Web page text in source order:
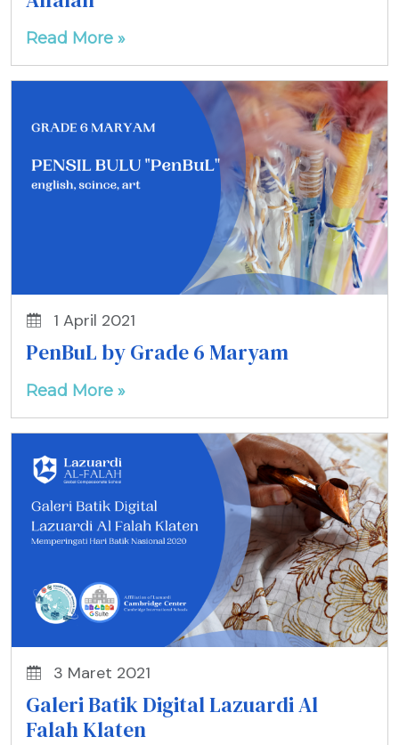
Read More »
1 April 2021
PenBuL by Grade 6 Maryam
Read More »
3 Maret 2021
Galeri Batik Digital Lazuardi Al
Falah Klaten